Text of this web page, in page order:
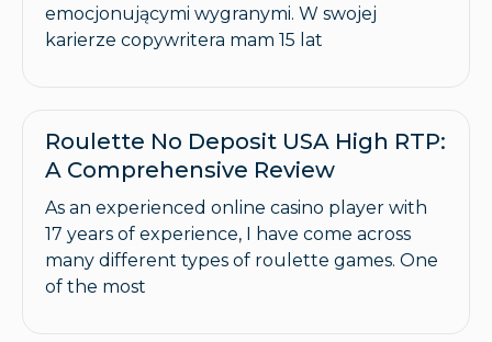
emocjonującymi wygranymi. W swojej
karierze copywritera mam 15 lat
Roulette No Deposit USA High RTP:
A Comprehensive Review
As an experienced online casino player with
17 years of experience, I have come across
many different types of roulette games. One
of the most